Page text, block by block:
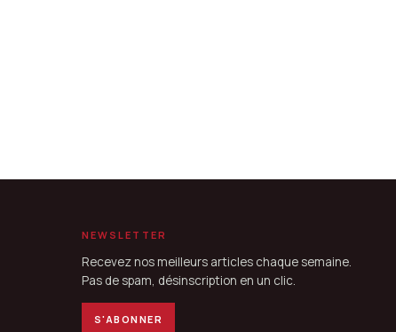
NEWSLETTER
Recevez nos meilleurs articles chaque semaine.
Pas de spam, désinscription en un clic.
S'ABONNER